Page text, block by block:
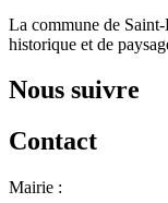
La commune de
historique et de
Nous suivre
Contact
Mairie :